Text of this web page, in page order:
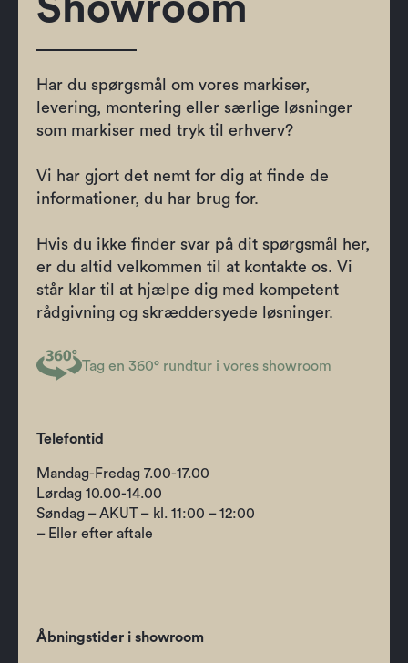
Showroom
Har du spørgsmål om vores markiser,
levering, montering eller særlige løsninger
som markiser med tryk til erhverv?
Vi har gjort det nemt for dig at finde de
informationer, du har brug for.
Hvis du ikke finder svar på dit spørgsmål her,
er du altid velkommen til at kontakte os. Vi
står klar til at hjælpe dig med kompetent
rådgivning og skræddersyede løsninger.
Tag en 360° rundtur i vores showroom
Telefontid
Mandag-Fredag 7.00-17.00
Lørdag 10.00-14.00
Søndag – AKUT – kl. 11:00 – 12:00
– Eller efter aftale
Åbningstider i showroom